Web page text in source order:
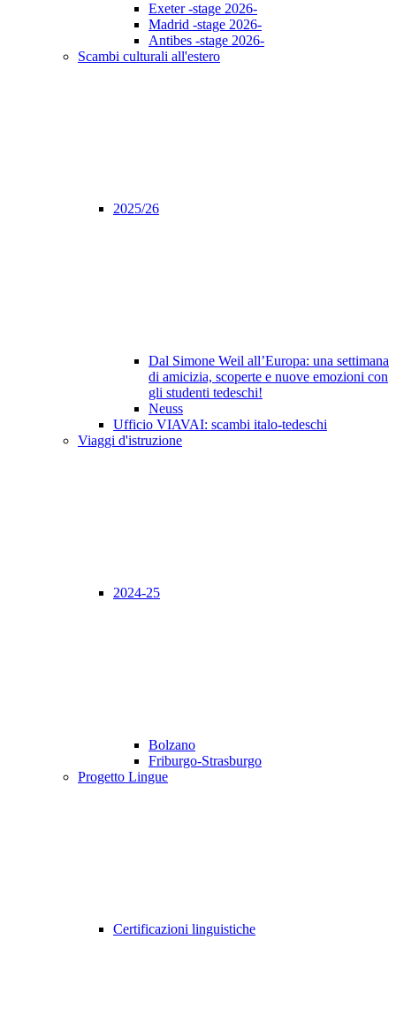
Exeter -stage 2026-
Madrid -stage 2026-
Antibes -stage 2026-
Scambi culturali all'estero
2025/26
Dal Simone Weil all’Europa: una settimana
di amicizia, scoperte e nuove emozioni con
gli studenti tedeschi!
Neuss
Ufficio VIAVAI: scambi italo-tedeschi
Viaggi d'istruzione
2024-25
Bolzano
Friburgo-Strasburgo
Progetto Lingue
Certificazioni linguistiche